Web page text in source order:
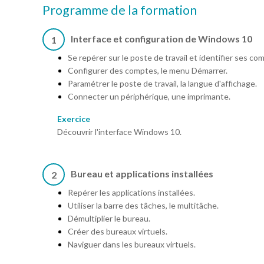
Programme de la formation
1 Interface et configuration de Windows 10
Se repérer sur le poste de travail et identifier ses
Configurer des comptes, le menu Démarrer.
Paramétrer le poste de travail, la langue d'affichage.
Connecter un périphérique, une imprimante.
Exercice
Découvrir l'interface Windows 10.
2 Bureau et applications installées
Repérer les applications installées.
Utiliser la barre des tâches, le multitâche.
Démultiplier le bureau.
Créer des bureaux virtuels.
Naviguer dans les bureaux virtuels.